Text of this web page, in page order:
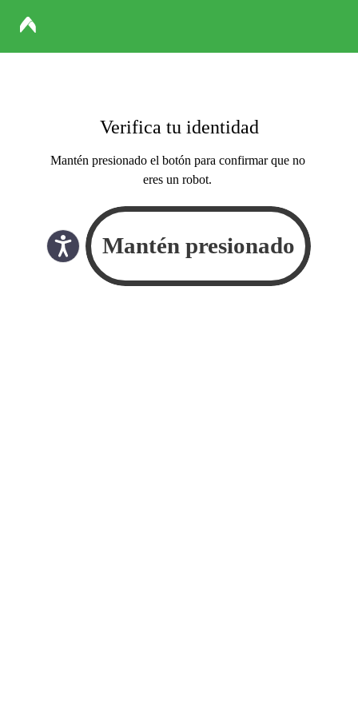
Verifica tu identidad
Mantén presionado el botón para confirmar que no
eres un robot.